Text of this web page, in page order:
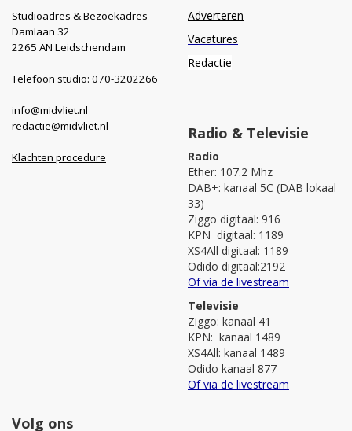
Studioadres & Bezoekadres
Damlaan 32
2265 AN Leidschendam
Telefoon studio: 070-3202266
info@midvliet.nl
redactie@midvliet.nl
Klachten procedure
Adverteren
Vacatures
Redactie
Radio & Televisie
Radio
Ether: 107.2 Mhz
DAB+: kanaal 5C (DAB lokaal
33)
Ziggo digitaal: 916
KPN digitaal: 1189
XS4All digitaal: 1189
Odido digitaal:2192
Of via de livestream
Televisie
Ziggo: kanaal 41
KPN: kanaal 1489
XS4All: kanaal 1489
Odido kanaal 877
Of via de livestream
Volg ons